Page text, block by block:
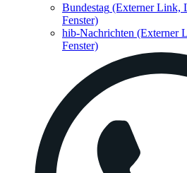
Bundestag (Externer Link,
Fenster)
hib-Nachrichten (Externer
Fenster)